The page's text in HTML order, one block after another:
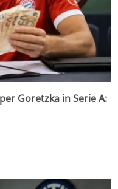
Goretzka in Serie A: